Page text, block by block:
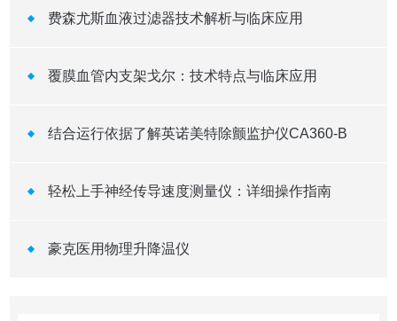
费森尤斯血液过滤器技术解析与临床应用
覆膜血管内支架戈尔：技术特点与临床应用
结合运行依据了解英诺美特除颤监护仪CA360-B
轻松上手神经传导速度测量仪：详细操作指南
豪克医用物理升降温仪